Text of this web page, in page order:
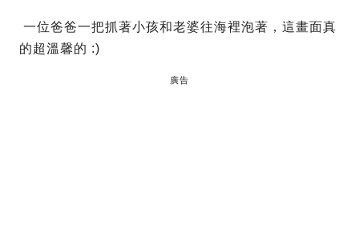
一位爸爸一把抓著小孩和老婆往海裡泡著，這畫面真
的超溫馨的 :)
廣告